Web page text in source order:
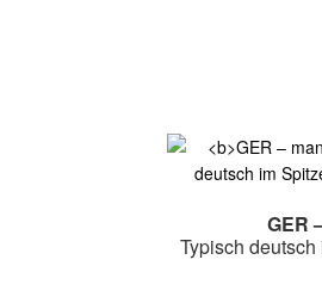
GER
Typisch